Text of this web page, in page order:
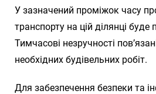
У зазначений проміжок часу
транспорту на цій ділянці буде
Тимчасові незручності
необхідних будівельних робіт.
Для забезпечення безпеки та